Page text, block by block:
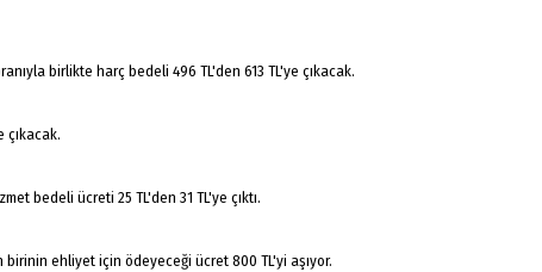
birlikte harç bedeli 496 TL'den 613 TL'ye çıkacak.
çıkacak.
bedeli ücreti 25 TL'den 31 TL'ye çıktı.
birinin ehliyet için ödeyeceği ücret 800 TL'yi aşıyor.